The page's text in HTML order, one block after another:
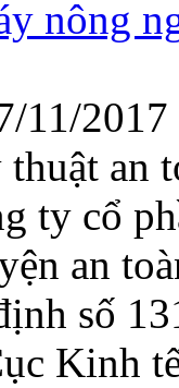
11/
an
ty cổ
an
số
Kinh